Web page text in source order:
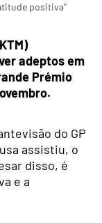
positiva”
adeptos em
Prémio
do GP
assistiu, o
disso, é
e a